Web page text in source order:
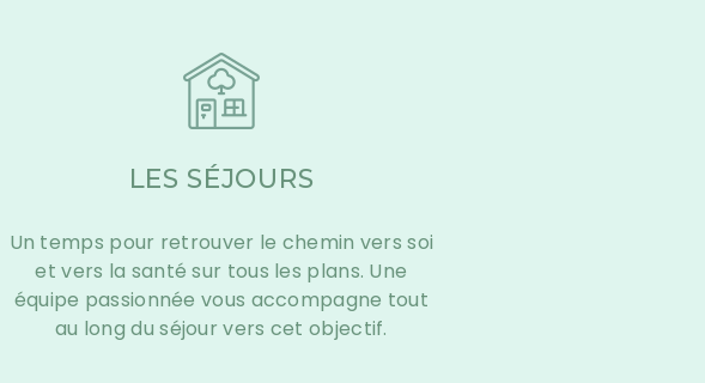
LES SÉJOURS
Un temps pour retrouver le chemin vers soi
et vers la santé sur tous les plans. Une
équipe passionnée vous accompagne tout
au long du séjour vers cet objectif.